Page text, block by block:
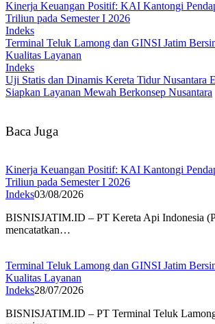
Kinerja Keuangan Positif: KAI Kantongi
Triliun pada Semester I 2026
Indeks
Terminal Teluk Lamong dan GINSI Jatim
Kualitas Layanan
Indeks
Uji Statis dan Dinamis Kereta Tidur Nusantara
Siapkan Layanan Mewah Berkonsep Nusantara
Baca Juga
Kinerja Keuangan Positif: KAI Kantongi
Triliun pada Semester I 2026
Indeks03/08/2026
BISNISJATIM.ID – PT Kereta Api Indonesia
mencatatkan…
Terminal Teluk Lamong dan GINSI Jatim
Kualitas Layanan
Indeks28/07/2026
BISNISJATIM.ID – PT Terminal Teluk